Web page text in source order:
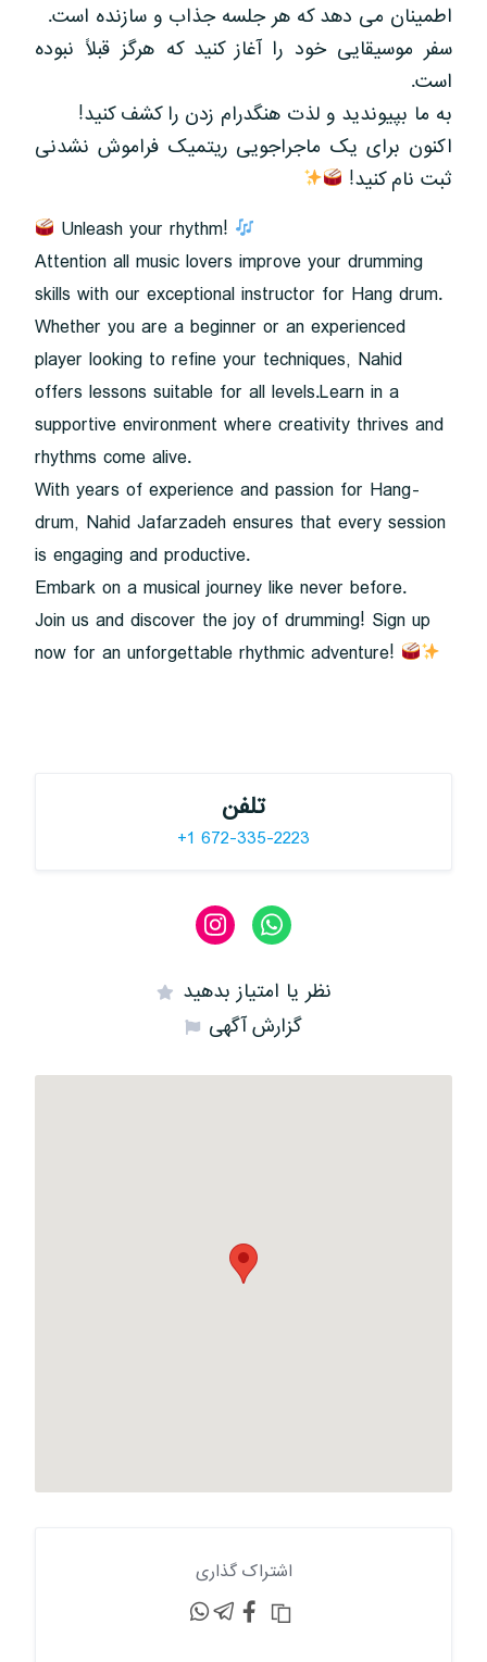
اطمینان می دهد که هر جلسه جذاب و سازنده است.
سفر موسیقایی خود را آغاز کنید که هرگز قبلاً نبوده
است.
به ما بپیوندید و لذت هنگدرام زدن را کشف کنید!
اکنون برای یک ماجراجویی ریتمیک فراموش نشدنی
ثبت نام کنید!
Unleash your rhythm!
Attention all music lovers improve your drumming
skills with our exceptional instructor for Hang drum.
Whether you are a beginner or an experienced
player looking to refine your techniques, Nahid
offers lessons suitable for all levels.Learn in a
supportive environment where creativity thrives and
rhythms come alive.
With years of experience and passion for Hang-
drum, Nahid Jafarzadeh ensures that every session
is engaging and productive.
Embark on a musical journey like never before.
Join us and discover the joy of drumming! Sign up
now for an unforgettable rhythmic adventure!
تلفن
+1 672-335-2223
نظر یا امتیاز بدهید
گزارش آگهی
اشتراک گذاری